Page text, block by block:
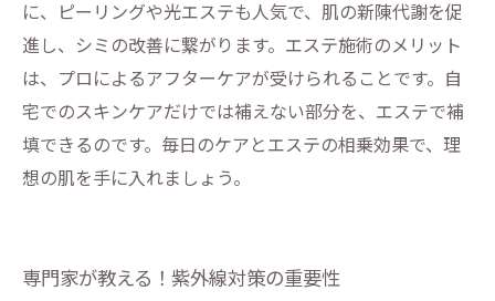
に、ピーリングや光エステも人気で、肌の新陳代謝を促
進し、シミの改善に繋がります。エステ施術のメリット
は、プロによるアフターケアが受けられることです。自
宅でのスキンケアだけでは補えない部分を、エステで補
填できるのです。毎日のケアとエステの相乗効果で、理
想の肌を手に入れましょう。
専門家が教える！紫外線対策の重要性